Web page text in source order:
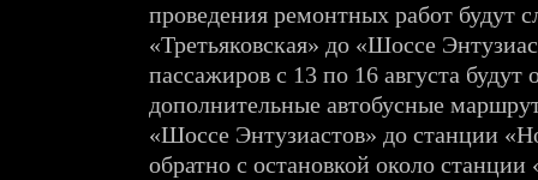
проведения ремонтных работ будут
«Третьяковская» до «Шоссе
пассажиров с 13 по 16 августа будут
дополнительные автобусные
«Шоссе Энтузиастов» до станции
обратно с остановкой около станции